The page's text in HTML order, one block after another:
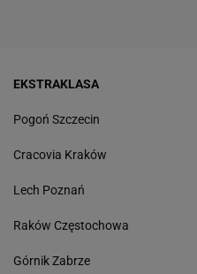
EKSTRAKLASA
Pogoń Szczecin
Cracovia Kraków
Lech Poznań
Raków Częstochowa
Górnik Zabrze